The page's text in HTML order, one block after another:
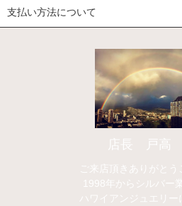
支払い方法について
店長 戸高
ご来店頂きありがとう
1998年からシルバー
ハワイアンジュエリー